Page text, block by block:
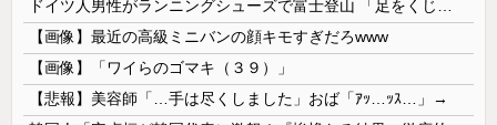
【画像】最近の高級ミニバンの顔キモすぎだろwww
【画像】「ワイらのゴマキ（３９）」
【悲報】美容師「…手は尽くしました」おば「ｱｯ…ｯｽ…」→